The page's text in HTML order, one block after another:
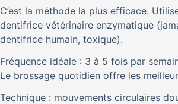
C’est la méthode la plus efficace.
dentifrice vétérinaire enzymatique
dentifrice humain, toxique).
Fréquence idéale : 3 à 5 fois par
Le brossage quotidien offre les
Technique : mouvements circulaires